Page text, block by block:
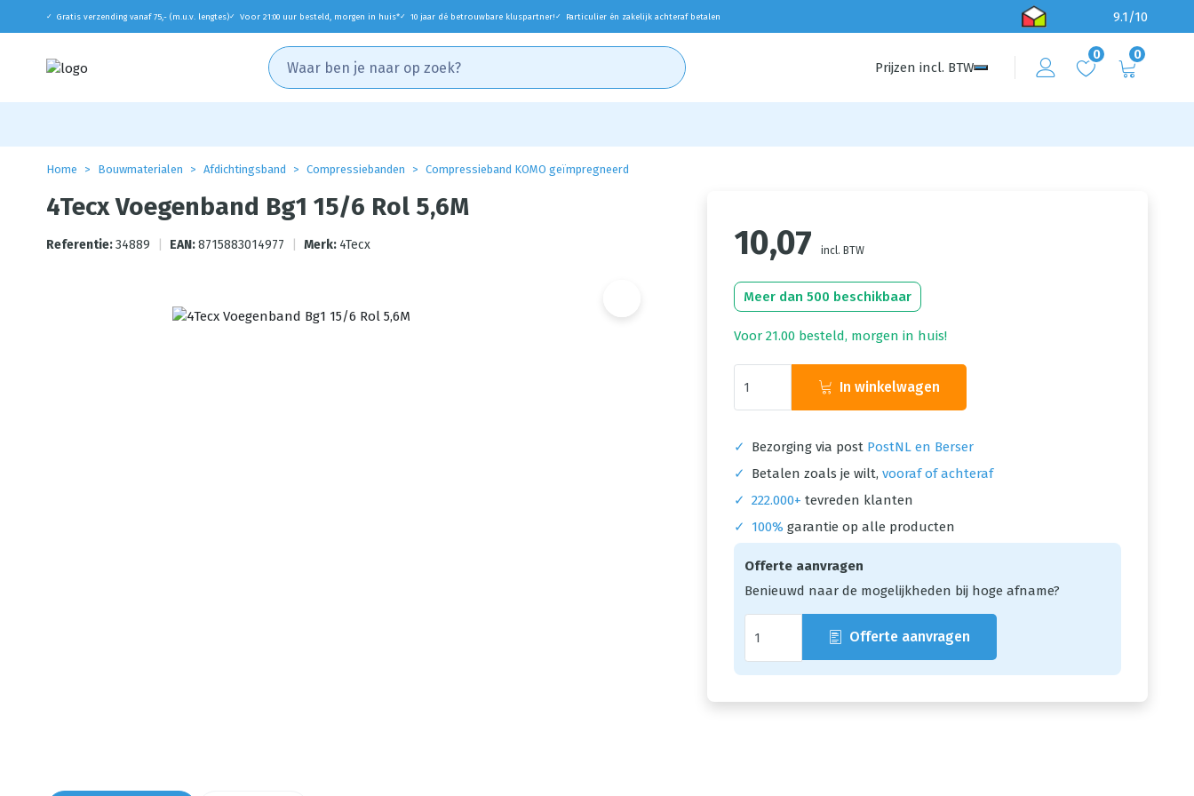
✓ Gratis verzending vanaf 75,- (m.u.v. lengtes)✓ Voor 21:00 uur besteld, morgen in huis*✓ 10 jaar dé betrouwbare kluspartner! ✓ Particulier én zakelijk achteraf betalen 9.1/10
Prijzen incl. BTW
0 0
Home Bouwmaterialen Afdichtingsband Compressiebanden Compressieband KOMO geïmpregneerd
4Tecx Voegenband Bg1 15/6 Rol 5,6M
Referentie:34889 EAN:8715883014977 Merk: 4Tecx 10,07 incl. BTW
Meer dan 500 beschikbaar
Voor 21.00 besteld, morgen in huis!
In winkelwagen
✓ Bezorging via post PostNL en Berser
✓
Betalen zoals je wilt, vooraf of achteraf
✓ 222.000+ tevreden klanten
✓
100% garantie op alle producten
Offerte aanvragen
Benieuwd naar de mogelijkheden bij hoge afname?
Offerte aanvragen